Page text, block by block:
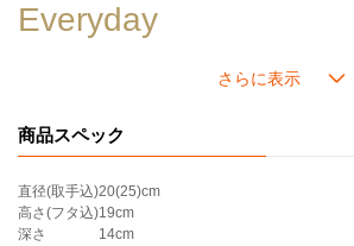
Everyday
Everyone
みんなに
商品スペック
直径(取手込)20(25)cm
高さ(フタ込)19cm
深さ
14cm